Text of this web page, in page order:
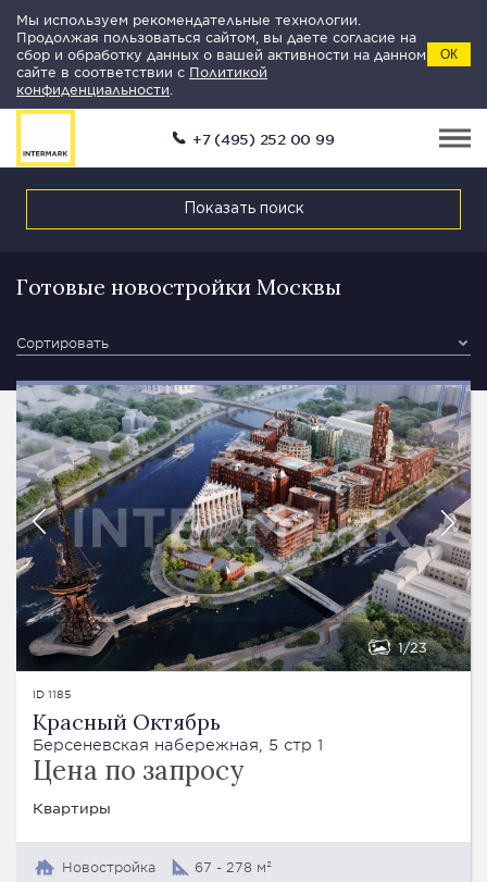
Мы используем рекомендательные технологии.
Продолжая пользоваться сайтом, вы даете согласие на
сбор и обработку данных о вашей активности на данном
сайте в соответствии с Политикой
конфиденциальности
ОК
+7 (495) 252 00 99
Показать поиск
Готовые новостройки Москвы
Сортировать
1 23
ID 1185
Красный Октябрь
Берсеневская набережная, 5 стр 1
Цена по запросу
Квартиры
Новостройка 67 - 278 м²